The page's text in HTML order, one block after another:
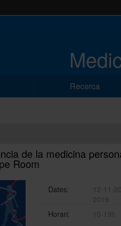
Recerca
de la medicina
Room
Dates:
12-11-
2019
Horari:
10-19h